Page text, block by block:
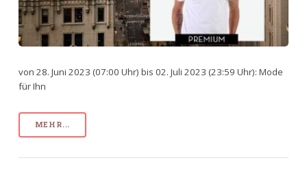
von 28. Juni 2023 (07:00 Uhr) bis 02. Juli 2023 (23:59 Uhr): Mode
für Ihn
MEHR...